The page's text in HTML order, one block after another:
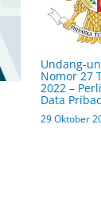
Undang-
Nomor 27
2022 –
Data
29 Oktober